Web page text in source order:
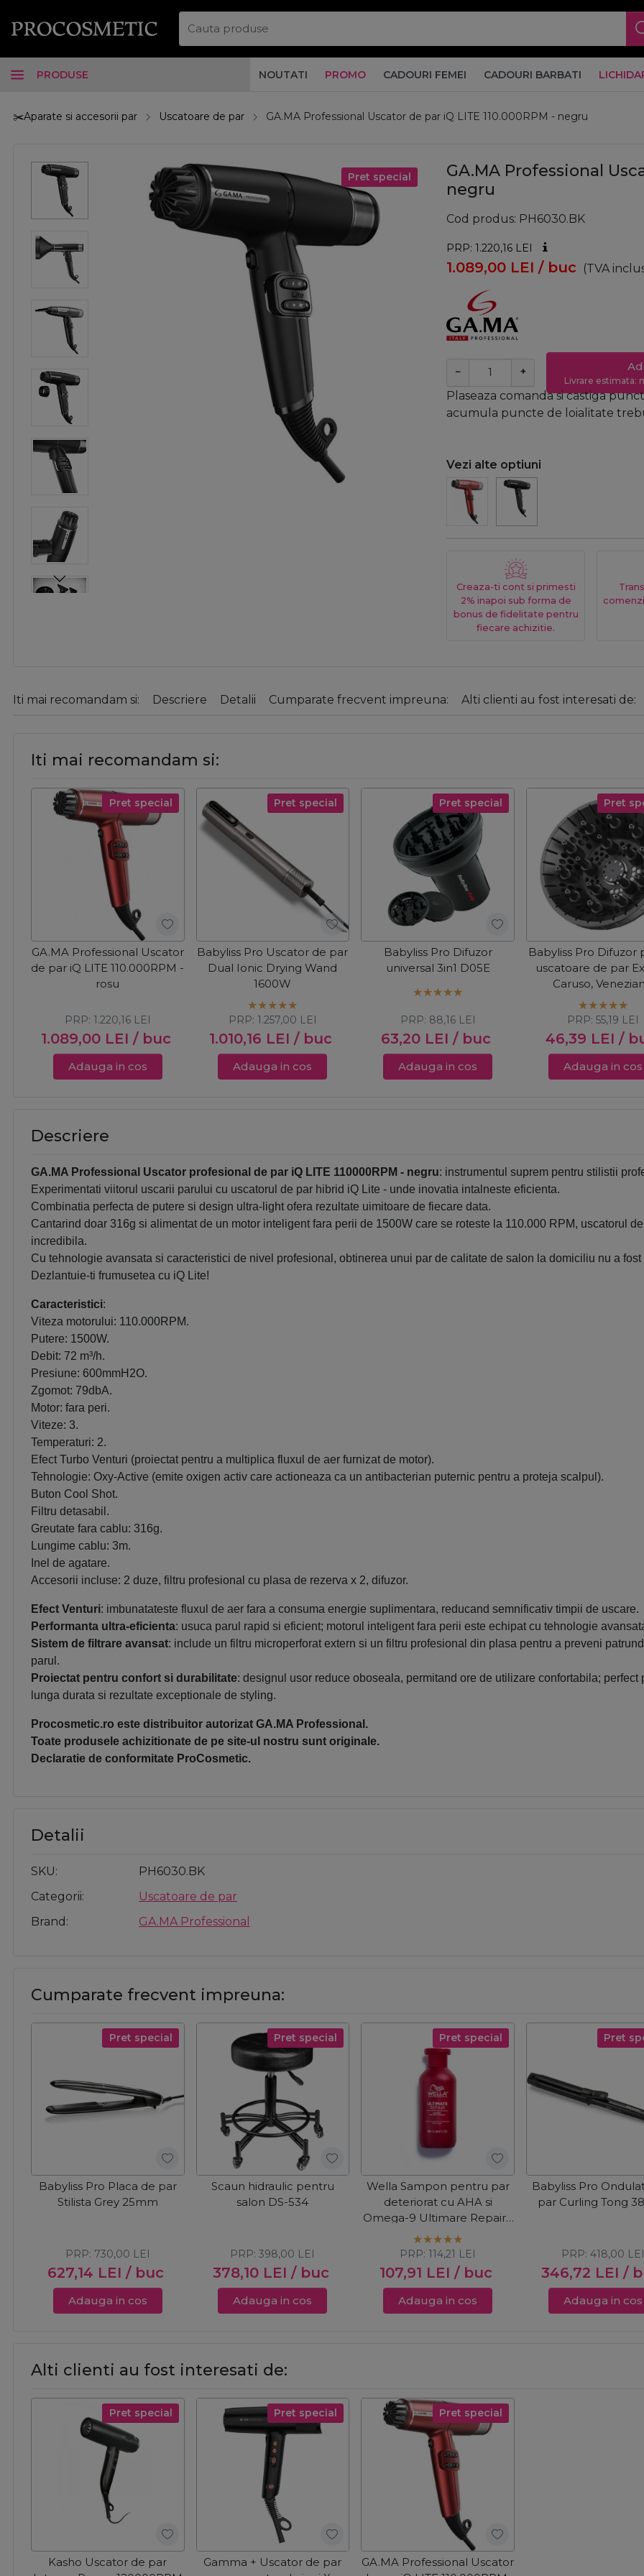
PRODUSE NOUTATI PROMO CADOURI FEMEI CADOURI BARBATI
✂️Aparate si accesorii par Uscatoare de par GA.MA Professional Uscator de par iQ LITE 110.000RPM - negru
Pret special
GA.MA Professional
negru
Cod produs PH6030.BK
PRP: 1.220,16 LEI
1.089,00 LEI / buc (TVA
− +
Livrare estimata:
Plaseaza comanda si castiga
acumula puncte de loialitate
Vezi alte optiuni
Creaza-ti cont si primesti
2% inapoi sub forma de
bonus de fidelitate pentru
fiecare achizitie.
Iti mai recomandam si: Descriere Detalii Cumparate frecvent impreuna: Alti clienti au fost interesati de:
Iti mai recomandam si:
Pret special
GA.MA Professional Uscator
de par iQ LITE 110.000RPM -
rosu
1.089,00 LEI / buc
PRP: 1.220,16 LEI
Adauga in cos
Pret special
Babyliss Pro Uscator de par
Dual Ionic Drying Wand
1600W
1.010,16 LEI / buc
PRP: 1.257,00 LEI
Adauga in cos
Pret special
Babyliss Pro Difuzor
universal 3in1 D05E
63,20 LEI / buc
PRP: 88,16 LEI
Adauga in cos
Pret
Babyliss Pro Difuzor
uscatoare de par
Caruso,
46,39 LEI /
PRP: 55,19 LEI
Adauga in cos
Descriere
GA.MA Professional Uscator profesional de par iQ LITE 110000RPM - negru: instrumentul suprem pentru stilistii
Experimentati viitorul uscarii parului cu uscatorul de par hibrid iQ Lite - unde inovatia intalneste eficienta.
Combinatia perfecta de putere si design ultra-light ofera rezultate uimitoare de fiecare data.
Cantarind doar 316g si alimentat de un motor inteligent fara perii de 1500W care se roteste la 110.000 RPM, uscatorul
incredibila.
Cu tehnologie avansata si caracteristici de nivel profesional, obtinerea unui par de calitate de salon la domiciliu nu a
Dezlantuie-ti frumusetea cu iQ Lite!
Caracteristici:
Viteza motorului: 110.000RPM.
Putere: 1500W.
Debit: 72 m³/h.
Presiune: 600mmH2O.
Zgomot: 79dbA.
Motor: fara peri.
Viteze: 3.
Temperaturi: 2.
Efect Turbo Venturi (proiectat pentru a multiplica fluxul de aer furnizat de motor).
Tehnologie: Oxy-Active (emite oxigen activ care actioneaza ca un antibacterian puternic pentru a proteja scalpul).
Buton Cool Shot.
Filtru detasabil.
Greutate fara cablu: 316g.
Lungime cablu: 3m.
Inel de agatare.
Accesorii incluse: 2 duze, filtru profesional cu plasa de rezerva x 2, difuzor.
Efect Venturi: imbunatateste fluxul de aer fara a consuma energie suplimentara, reducand semnificativ timpii de uscare.
Performanta ultra-eficienta: usuca parul rapid si eficient; motorul inteligent fara perii este echipat cu tehnologie
Sistem de filtrare avansat: include un filtru microperforat extern si un filtru profesional din plasa pentru a preveni
parul.
Proiectat pentru confort si durabilitate: designul usor reduce oboseala, permitand ore de utilizare confortabila; perfect
lunga durata si rezultate exceptionale de styling.
Procosmetic.ro este distribuitor autorizat GA.MA Professional.
Toate produsele achizitionate de pe site-ul nostru sunt originale.
Declaratie de conformitate ProCosmetic.
Detalii
SKU
PH6030.BK
Categorii
Uscatoare de par
Brand
GA.MA Professional
Cumparate frecvent impreuna:
Pret special
Babyliss Pro Placa de par
Stilista Grey 25mm
627,14 LEI / buc
PRP: 730,00 LEI
Adauga in cos
Pret special
Scaun hidraulic pentru
salon DS-534
378,10 LEI / buc
PRP:398,00 LEI
Adauga in cos
Pret special
Wella Sampon pentru par
deteriorat cu AHA si
Omega-9 Ultimare Repair 1
250ml
107,91 LEI / buc
PRP:114,21 LEI
Adauga in cos
Pret
Babyliss Pro
par Curling Tong
346,72 LEI /
PRP: 418,00 LEI
Adauga in cos
Alti clienti au fost interesati de:
Pret special
Kasho Uscator de par
Pret special
Gamma + Uscator de par
Pret special
GA.MA Professional Uscator